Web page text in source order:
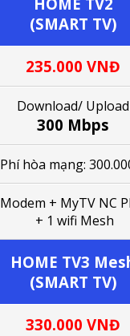
(SMART TV)
235.000 VNĐ
Download/ Upload
300 Mbps
Phí hòa mạng:
Modem + MyTV NC
+ 1 wifi Mesh
HOME TV3
(SMART TV)
330.000 VNĐ